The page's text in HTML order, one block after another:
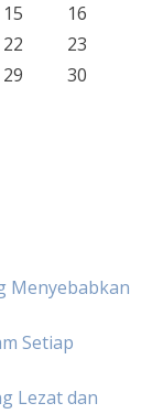
15
16
22
23
29
30
Menyebabkan
Setiap
Lezat dan